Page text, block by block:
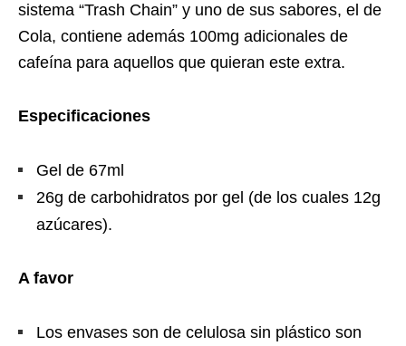
sistema “Trash Chain” y uno de sus sabores, el de
Cola, contiene además 100mg adicionales de
cafeína para aquellos que quieran este extra.
Especificaciones
Gel de 67ml
26g de carbohidratos por gel (de los cuales 12g
azúcares).
A favor
Los envases son de celulosa sin plástico son